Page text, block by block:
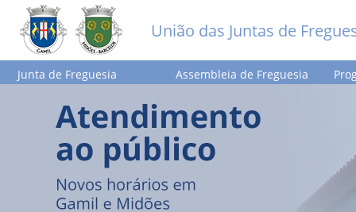
União das Juntas de
Junta de Freguesia Assembleia de Freguesia